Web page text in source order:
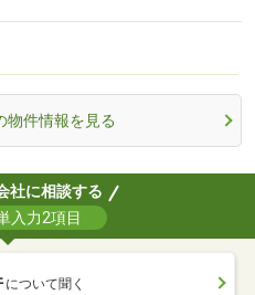
物件情報を見る
社に相談する
入力2項目
について聞く